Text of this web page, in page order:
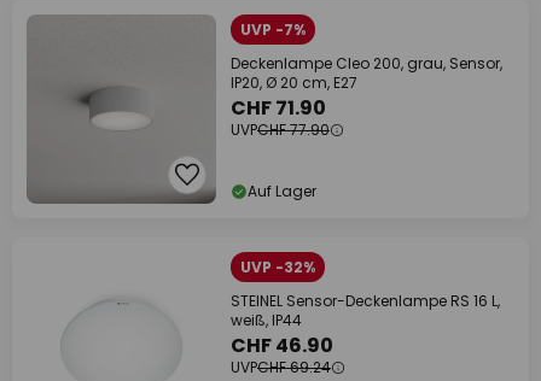
UVP -7%
Deckenlampe Cleo 200, grau, Sensor,
IP20, Ø 20 cm, E27
CHF 71.90
UVPCHF 77.90
Auf Lager
UVP -32%
STEINEL Sensor-Deckenlampe RS 16 L,
weiß, IP44
CHF 46.90
UVPCHF 69.24